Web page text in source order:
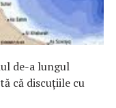
de-a lungul
că discuţiile cu